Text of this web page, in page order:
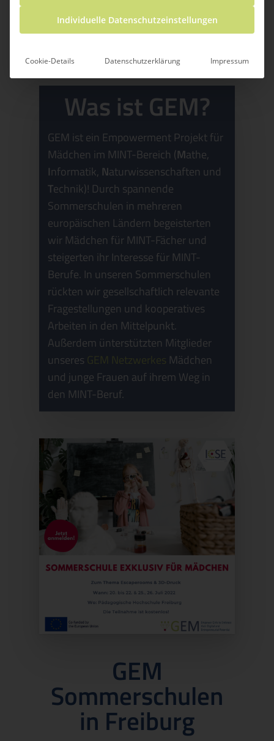
Über das Projekt GEM
Was ist GEM?
GEM ist ein Empowerment Projekt für
Mädchen im MINT-Bereich (Mathe,
Informatik, Naturwissenschaften und
Technik)! Durch spannende
Sommerschulen in mehreren
europäischen Ländern begeisterten
wir Mädchen für MINT-Fächer und
steigerten ihr Interesse für MINT-
Berufe. In unseren Sommerschulen
rückten wir gesellschaftlich relevante
Fragestellungen und kooperatives
Arbeiten in den Mittelpunkt.
Außerdem ünterstützten Mitglieder
unseres
Mädchen
und junge Frauen auf ihrem Weg in
den MINT-Beruf.
GEM
Sommerschulen
in Freiburg
Individuelle Datenschutzeinstellungen
Cookie-Details Datenschutzerklärung Impressum